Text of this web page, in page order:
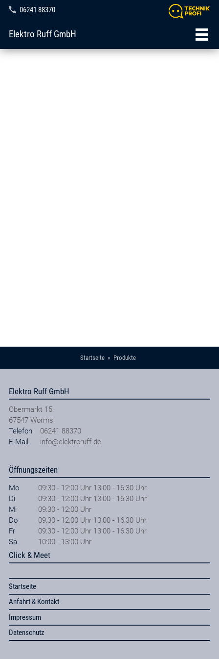
06241 88370
Elektro Ruff GmbH
Startseite Produkte
Elektro Ruff GmbH
Obermarkt 15
67547 Worms
Telefon
06241 88370
E-Mail
info@elektroruff.de
Öffnungszeiten
Mo
09:30 - 12:00 Uhr 13:00 - 16:30 Uhr
Di
09:30 - 12:00 Uhr 13:00 - 16:30 Uhr
Mi
09:30 - 12:00 Uhr
Do
09:30 - 12:00 Uhr 13:00 - 16:30 Uhr
Fr
09:30 - 12:00 Uhr 13:00 - 16:30 Uhr
Sa
10:00 - 13:00 Uhr
Click & Meet
Startseite
Anfahrt & Kontakt
Impressum
Datenschutz